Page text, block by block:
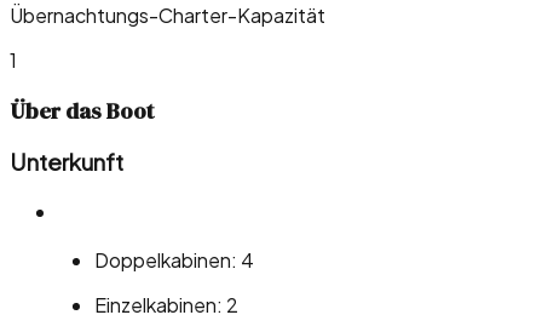
Übernachtungs-Charter-Kapazität
1
Über das Boot
Unterkunft
Doppelkabinen: 4
Einzelkabinen: 2